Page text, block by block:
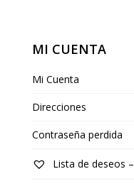
MI CUENTA
Mi Cuenta
Direcciones
Contraseña perdida
Lista de deseos –